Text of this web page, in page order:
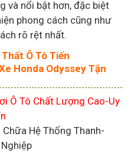
và nổi bật hơn, đặc biệt
phong cách cũng như
rõ rệt nhất.
Ô Tô Tiến
Honda Odyssey Tận
Ô Tô Chất Lượng Cao-Uy
Hệ Thống Thanh-